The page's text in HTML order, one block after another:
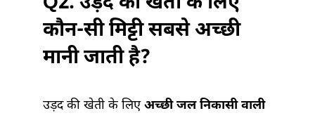
कौन-सी मिट्टी सबसे अच्छी
मानी जाती है?
उड़द की खेती के लिएअच्छी जल निकासी वाली